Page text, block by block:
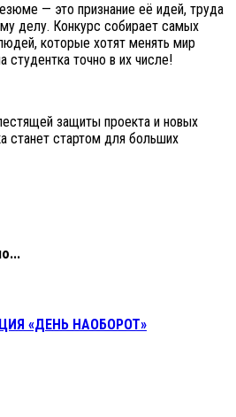
— это признание её идей, труда
делу. Конкурс собирает самых
которые хотят менять мир
точно в их числе!
защиты проекта и новых
станет стартом для больших
«ДЕНЬ НАОБОРОТ»